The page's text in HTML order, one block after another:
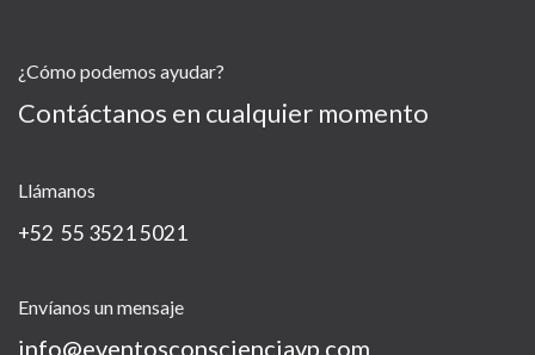
¿Cómo podemos ayudar?
Contáctanos en cualquier momento
Llámanos
+52 55 3521 5021
Envíanos un mensaje
info@eventosconscienciavp.com